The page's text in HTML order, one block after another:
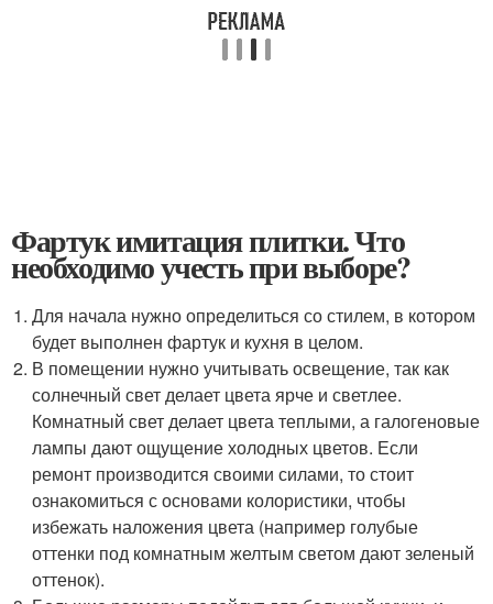
Фартук имитация плитки. Что
необходимо учесть при выборе?
Для начала нужно определиться со стилем, в котором
будет выполнен фартук и кухня в целом.
В помещении нужно учитывать освещение, так как
солнечный свет делает цвета ярче и светлее.
Комнатный свет делает цвета теплыми, а галогеновые
лампы дают ощущение холодных цветов. Если
ремонт производится своими силами, то стоит
ознакомиться с основами колористики, чтобы
избежать наложения цвета (например голубые
оттенки под комнатным желтым светом дают зеленый
оттенок).